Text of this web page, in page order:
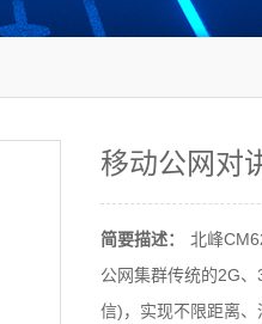
移动公网对
简要描述：
北峰
公网集群传统的2G
信)，实现不限距离